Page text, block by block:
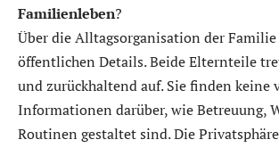
Familienleben?
Über die Alltagsorganisation der
öffentlichen Details. Beide Elternteile
und zurückhaltend auf. Sie finden keine
Informationen darüber, wie Betreuung,
Routinen gestaltet sind. Die